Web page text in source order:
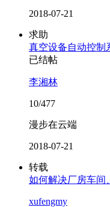
2018-07-21
求助
真空设备自动控制
已结帖
李湘林
10/477
漫步在云端
2018-07-21
转载
如何解决厂房车间
xufengmy